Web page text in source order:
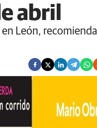
abril
León, recomienda